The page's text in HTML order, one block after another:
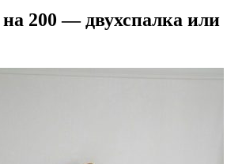
200 — двухспалка или